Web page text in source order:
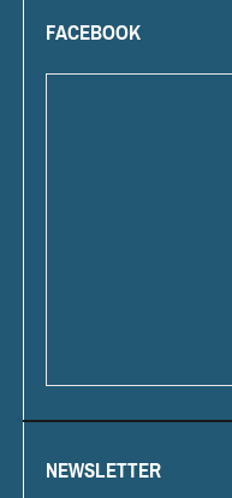
FACEBOOK
NEWSLETTER